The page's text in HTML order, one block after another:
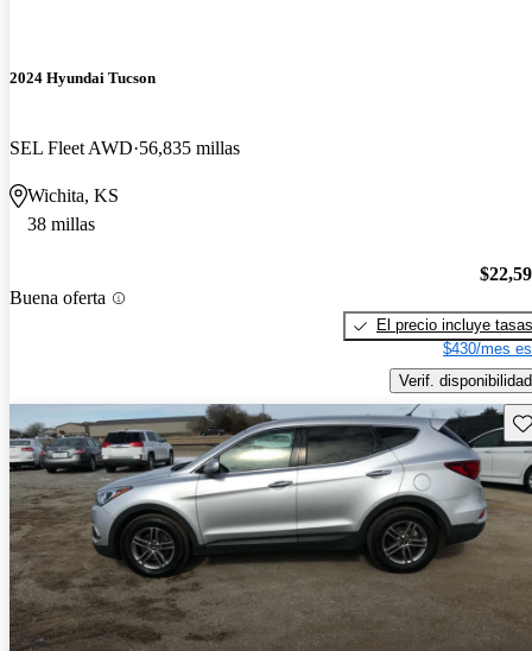
2024 Hyundai Tucson
SEL Fleet AWD 56,835 millas
Wichita, KS
38 millas
Buena oferta
El precio incluye tasas
$430/mes
Verif. disponibilidad